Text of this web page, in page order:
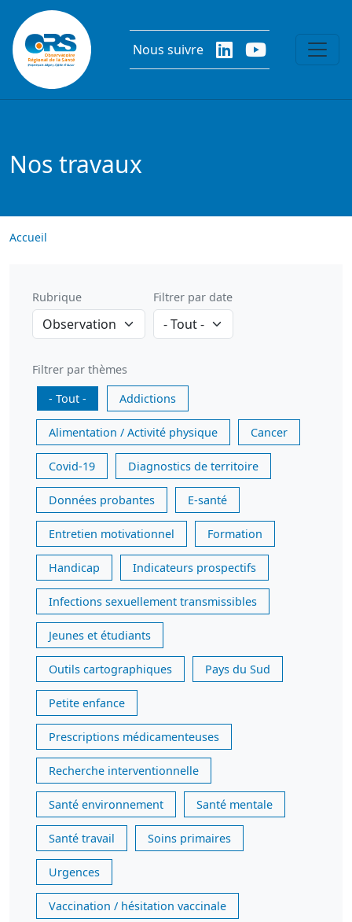
Aller au contenu principal
Nous suivre
Nos travaux
Accueil
Rubrique Filtrer par date
Filtrer par thèmes
- Tout -
Addictions
Alimentation / Activité physique Cancer
Covid-19 Diagnostics de territoire
Données probantes E-santé
Entretien motivationnel Formation
Handicap Indicateurs prospectifs
Infections sexuellement transmissibles
Jeunes et étudiants
Outils cartographiques Pays du Sud
Petite enfance
Prescriptions médicamenteuses
Recherche interventionnelle
Santé environnement Santé mentale
Santé travail Soins primaires
Urgences
Vaccination / hésitation vaccinale